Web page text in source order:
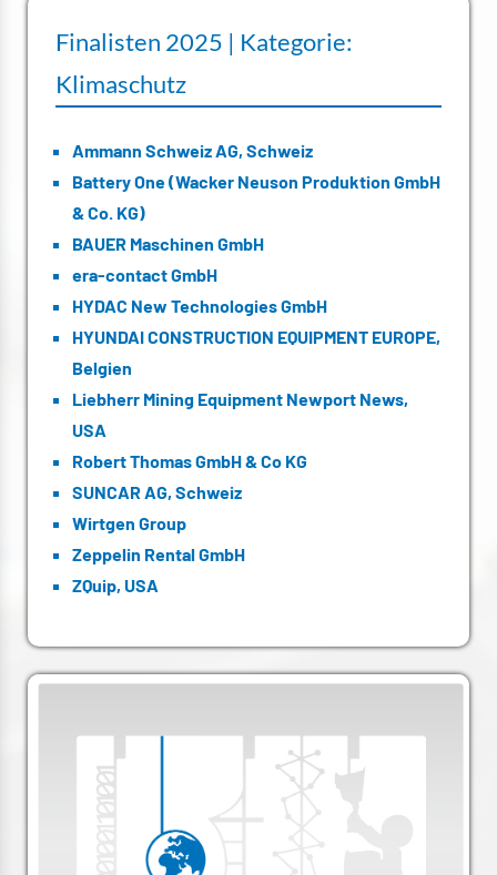
Finalisten 2025 | Kategorie:
Klimaschutz
Ammann Schweiz AG, Schweiz
Battery One (Wacker Neuson Produktion GmbH
& Co. KG)
BAUER Maschinen GmbH
era-contact GmbH
HYDAC New Technologies GmbH
HYUNDAI CONSTRUCTION EQUIPMENT EUROPE,
Belgien
Liebherr Mining Equipment Newport News,
USA
Robert Thomas GmbH & Co KG
SUNCAR AG, Schweiz
Wirtgen Group
Zeppelin Rental GmbH
ZQuip, USA